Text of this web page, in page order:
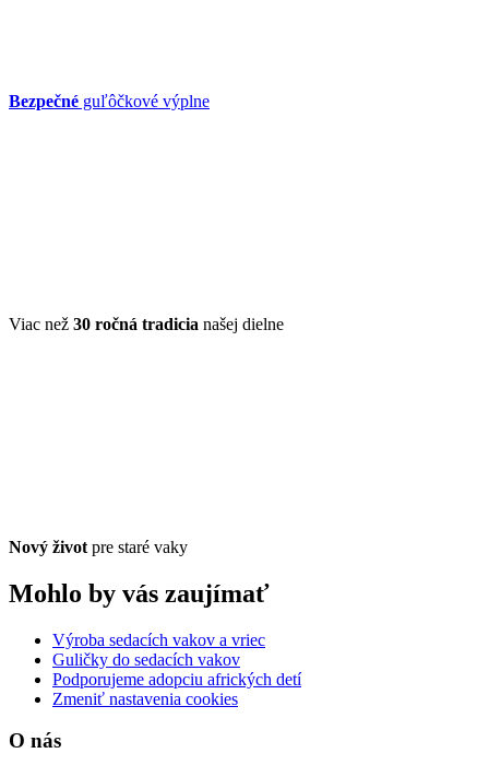
Bezpečné guľôčkové výplne
Viac než 30 ročná tradicia našej dielne
Nový život pre staré vaky
Mohlo by vás zaujímať
Výroba sedacích vakov a vriec
Guličky do sedacích vakov
Podporujeme adopciu afrických detí
Zmeniť nastavenia cookies
O nás